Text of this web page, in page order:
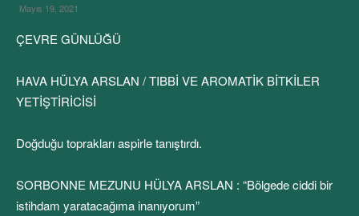
Mayıs 19, 2021
ÇEVRE GÜNLÜĞÜ
HAVA HÜLYA ARSLAN / TIBBİ VE AROMATİK BİTKİLER
YETİŞTİRİCİSİ
Doğduğu toprakları aspirle tanıştırdı.
SORBONNE MEZUNU HÜLYA ARSLAN : “Bölgede ciddi bir
istihdam yaratacağıma inanıyorum”